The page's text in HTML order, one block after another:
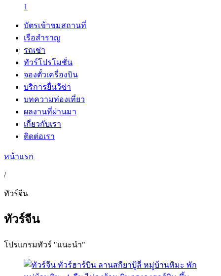
1
บัตรเข้าชมสถานที่
เรือสำราญ
รถเช่า
ทัวร์โปรโมชั่น
จองตั๋วเครื่องบิน
บริการยื่นวีซ่า
บทความท่องเที่ยว
ผลงานที่ผ่านมา
เกี่ยวกับเรา
ติดต่อเรา
หน้าแรก
/
ทัวร์จีน
ทัวร์จีน
โปรแกรมทัวร์ "แนะนำ"